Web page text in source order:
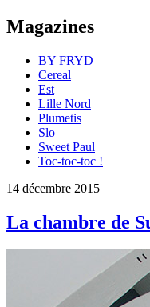
Magazines
BY FRYD
Cereal
Est
Lille Nord
Plumetis
Slo
Sweet Paul
Toc-toc-toc !
14 décembre 2015
La chambre de